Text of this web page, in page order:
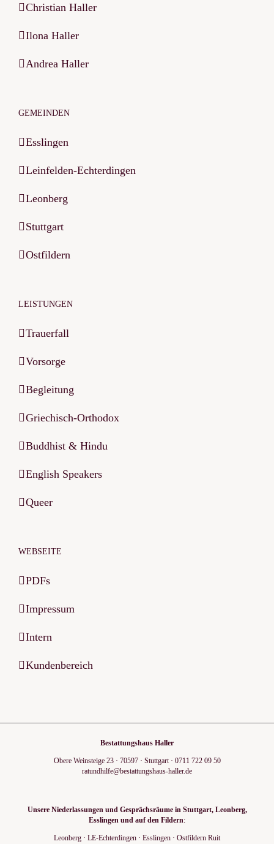
Christian Haller
Ilona Haller
Andrea Haller
GEMEINDEN
Esslingen
Leinfelden-Echterdingen
Leonberg
Stuttgart
Ostfildern
LEISTUNGEN
Trauerfall
Vorsorge
Begleitung
Griechisch-Orthodox
Buddhist & Hindu
English Speakers
Queer
WEBSEITE
PDFs
Impressum
Intern
Kundenbereich
Bestattungshaus Haller
Obere Weinsteige 23· 70597· Stuttgart· 0711 722 09 50
ratundhilfe@bestattungshaus-haller.de
Unsere Niederlassungen und Gesprächsräume in Stuttgart, Leonberg,
Esslingen und auf den Fildern:
Leonberg · LE-Echterdingen · Esslingen · Ostfildern Ruit